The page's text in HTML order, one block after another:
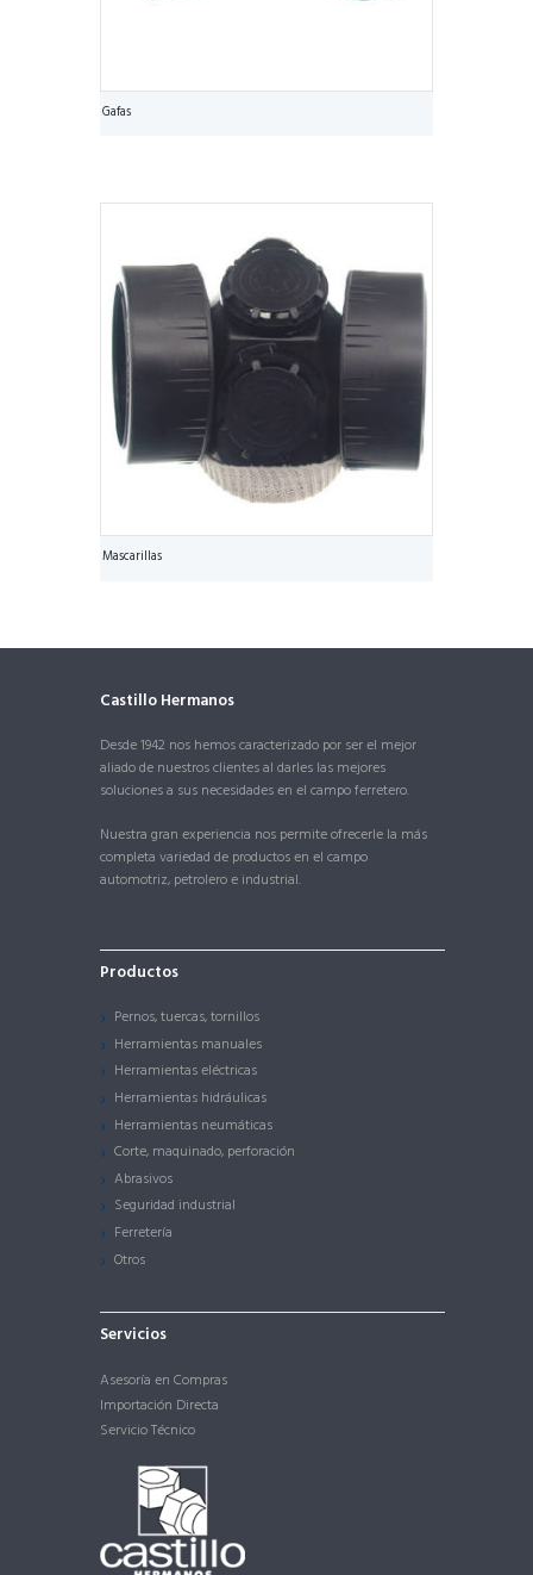
Gafas
Mascarillas
Castillo Hermanos
Desde 1942 nos hemos caracterizado por ser el mejor
aliado de nuestros clientes al darles las mejores
soluciones a sus necesidades en el campo ferretero.
Nuestra gran experiencia nos permite ofrecerle la más
completa variedad de productos en el campo
automotriz, petrolero e industrial.
Productos
Pernos, tuercas, tornillos
Herramientas manuales
Herramientas eléctricas
Herramientas hidráulicas
Herramientas neumáticas
Corte, maquinado, perforación
Abrasivos
Seguridad industrial
Ferretería
Otros
Servicios
Asesoría en Compras
Importación Directa
Servicio Técnico